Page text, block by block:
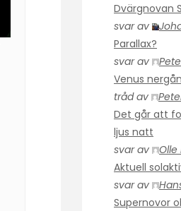
Dvärgnovan
svar av
Parallax?
svar av
Venus
tråd av
Det går att
ljus natt
svar av
Olle
Aktuell
svar av
Supernovor